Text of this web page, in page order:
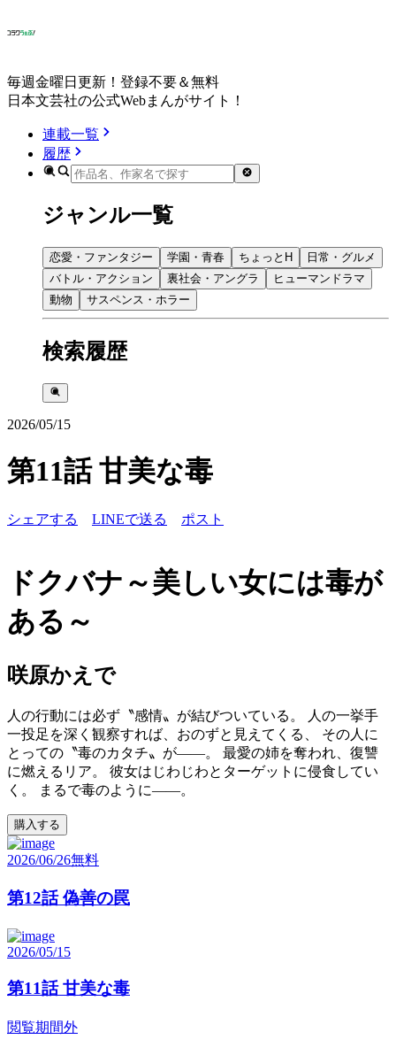
毎週金曜日更新！登録不要＆無料
日本文芸社の公式Webまんがサイト！
連載一覧
履歴
ジャンル一覧
恋愛・ファンタジー 学園・青春 ちょっとH
日常・グルメ
バトル・アクション
裏社会・アングラ
ヒューマンドラマ
動物
サスペンス・ホラー
検索履歴
2026/05/15
第11話 甘美な毒
シェアする LINEで送る ポスト
ドクバナ～美しい女には毒が
ある～
咲原かえで
人の行動には必ず〝感情〟が結びついている。 人の一挙手
一投足を深く観察すれば、おのずと見えてくる、 その人に
とっての〝毒のカタチ〟が――。 最愛の姉を奪われ、復讐
に燃えるリア。 彼女はじわじわとターゲットに侵食してい
く。 まるで毒のように――。
購入する
2026/06/26無料
第12話 偽善の罠
2026/05/15
第11話 甘美な毒
閲覧期間外